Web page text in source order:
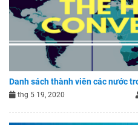
Danh sách thành viên các nước
thg 5 19, 2020